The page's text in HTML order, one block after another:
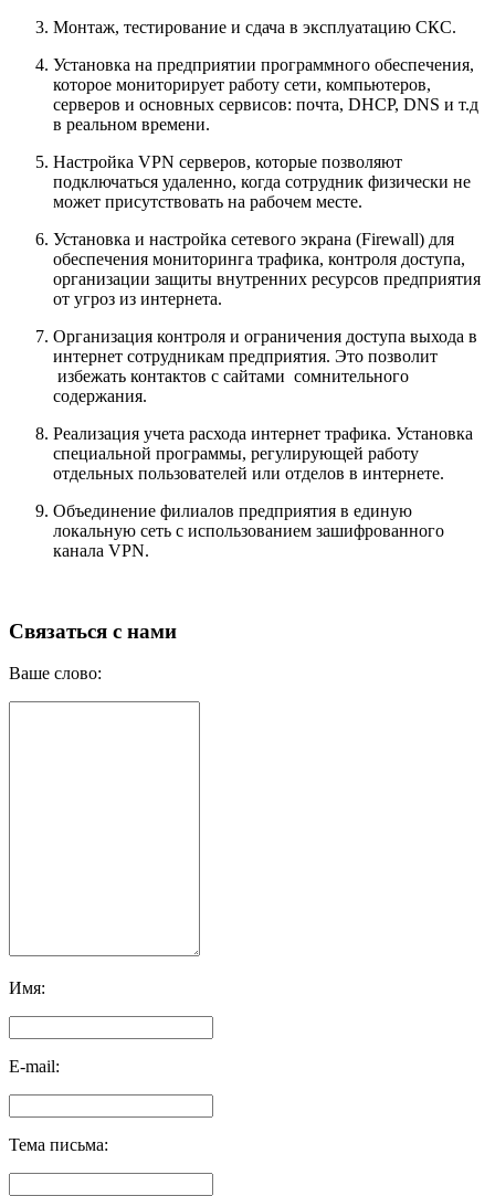
Монтаж, тестирование и сдача в эксплуатацию СКС.
Установка на предприятии программного обеспечения,
которое мониторирует работу сети, компьютеров,
серверов и основных сервисов: почта, DHCP, DNS и т.д
в реальном времени.
Настройка VPN серверов, которые позволяют
подключаться удаленно, когда сотрудник физически не
может присутствовать на рабочем месте.
Установка и настройка сетевого экрана (Firewall) для
обеспечения мониторинга трафика, контроля доступа,
организации защиты внутренних ресурсов предприятия
от угроз из интернета.
Организация контроля и ограничения доступа выхода в
интернет сотрудникам предприятия. Это позволит
избежать контактов с сайтами сомнительного
содержания.
Реализация учета расхода интернет трафика. Установка
специальной программы, регулирующей работу
отдельных пользователей или отделов в интернете.
Объединение филиалов предприятия в единую
локальную сеть с использованием зашифрованного
канала VPN.
Связаться с нами
Ваше слово:
Имя:
E-mail:
Тема письма: